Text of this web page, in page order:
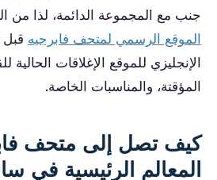
جنب مع المجموعة الدائمة، لذا من
الموقع الرسمي لمتحف فابرجيه
الإنجليزي للموقع الإغلاقات الحالية
المؤقتة، والمناسبات الخاصة.
كيف تصل إلى متحف
المعالم الرئيسية في